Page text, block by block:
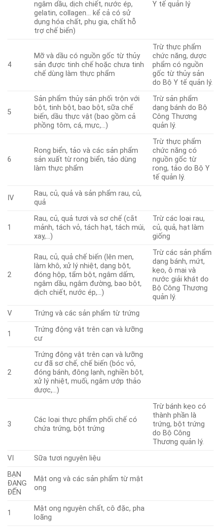
ngâm dầu, dịch chiết, nước ép,
gelatin, collagen… kể cả có sử
dụng hóa chất, phụ gia, chất hỗ
trợ chế biến)
Y tế quản lý
4
Mỡ và dầu có nguồn gốc từ thủy
sản được tinh chế hoặc chưa tinh
chế dùng làm thực phẩm
Trừ thực phẩm
chức năng, dược
phẩm có nguồn
gốc từ thủy sản
do Bộ Y tế quản lý.
5
Sản phẩm thủy sản phối trộn với
bột, tinh bột, bao bột, sữa chế
biến, dầu thực vật (bao gồm cả
phồng tôm, cá, mực,…)
Trừ sản phẩm
dạng bánh do Bộ
Công Thương
quản lý.
6
Rong biển, tảo và các sản phẩm
sản xuất từ rong biển, tảo dùng
làm thực phẩm
Trừ thực phẩm
chức năng có
nguồn gốc từ
rong, tảo do Bộ Y
tế quản lý.
IV
Rau, củ, quả và sản phẩm rau, củ,
quả
1
Rau, củ, quả tươi và sơ chế (cắt
mảnh, tách vỏ, tách hạt, tách múi,
xay,…)
Trừ các loại rau,
củ, quả, hạt làm
giống
2
Rau, củ, quả chế biến (lên men,
làm khô, xử lý nhiệt, dạng bột,
đóng hộp, tẩm bột, ngâm dấm,
ngâm dầu, ngâm đường, bao bột,
dịch chiết, nước ép,…)
Trừ các sản phẩm
dạng bánh, mứt,
kẹo, ô mai và
nước giải khát do
Bộ Công Thương
quản lý.
V
Trứng và các sản phẩm từ trứng
1
Trứng động vật trên cạn và lưỡng
cư
2
Trứng động vật trên cạn và lưỡng
cư đã sơ chế, chế biến (bóc vỏ,
đóng bánh, đông lạnh, nghiền bột,
xử lý nhiệt, muối, ngâm ướp thảo
dược,…)
3
Các loại thực phẩm phối chế có
chứa trứng, bột trứng
Trừ bánh kẹo có
thành phần là
trứng, bột trứng
do Bộ Công
Thương quản lý.
VI
Sữa tươi nguyên liệu
BẠN
ĐANG
ĐẾN
Mật ong và các sản phẩm từ mật
ong
1
Mật ong nguyên chất, cô đặc, pha
loãng